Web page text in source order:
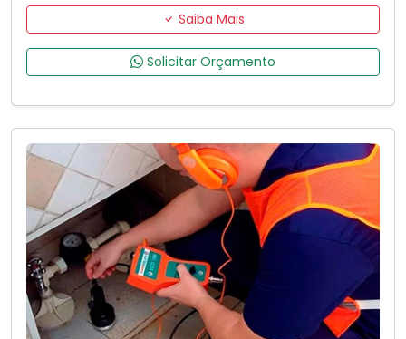
Saiba Mais
Solicitar Orçamento